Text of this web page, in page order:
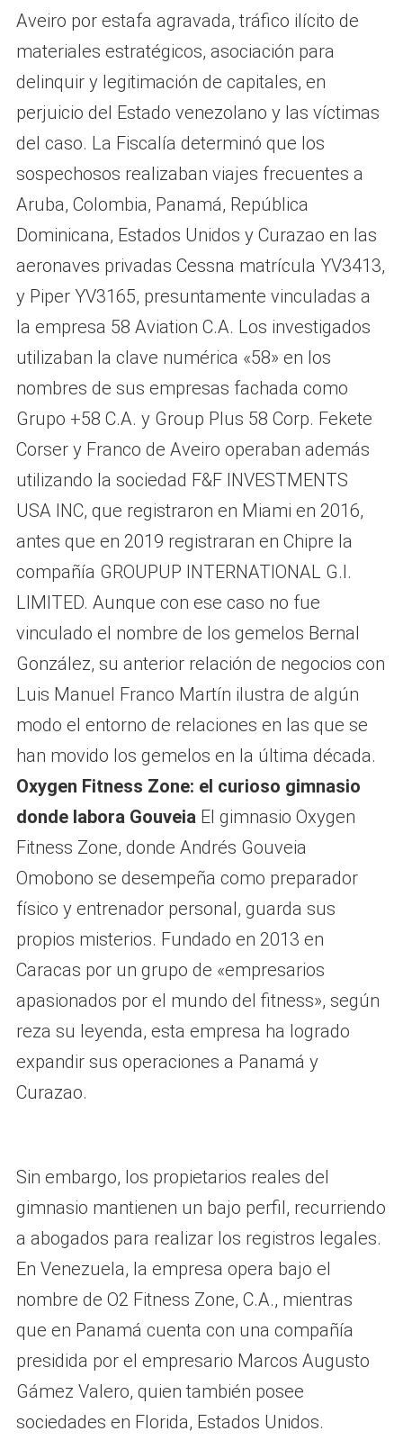
Aveiro por estafa agravada, tráfico ilícito de
materiales estratégicos, asociación para
delinquir y legitimación de capitales, en
perjuicio del Estado venezolano y las víctimas
del caso. La Fiscalía determinó que los
sospechosos realizaban viajes frecuentes a
Aruba, Colombia, Panamá, República
Dominicana, Estados Unidos y Curazao en las
aeronaves privadas Cessna matrícula YV3413,
y Piper YV3165, presuntamente vinculadas a
la empresa 58 Aviation C.A. Los investigados
utilizaban la clave numérica «58» en los
nombres de sus empresas fachada como
Grupo +58 C.A. y Group Plus 58 Corp. Fekete
Corser y Franco de Aveiro operaban además
utilizando la sociedad F&F INVESTMENTS
USA INC, que registraron en Miami en 2016,
antes que en 2019 registraran en Chipre la
compañía GROUPUP INTERNATIONAL G.I.
LIMITED. Aunque con ese caso no fue
vinculado el nombre de los gemelos Bernal
González, su anterior relación de negocios con
Luis Manuel Franco Martín ilustra de algún
modo el entorno de relaciones en las que se
han movido los gemelos en la última década.
Oxygen Fitness Zone: el curioso gimnasio
donde labora Gouveia El gimnasio Oxygen
Fitness Zone, donde Andrés Gouveia
Omobono se desempeña como preparador
físico y entrenador personal, guarda sus
propios misterios. Fundado en 2013 en
Caracas por un grupo de «empresarios
apasionados por el mundo del fitness», según
reza su leyenda, esta empresa ha logrado
expandir sus operaciones a Panamá y
Curazao.
Sin embargo, los propietarios reales del
gimnasio mantienen un bajo perfil, recurriendo
a abogados para realizar los registros legales.
En Venezuela, la empresa opera bajo el
nombre de O2 Fitness Zone, C.A., mientras
que en Panamá cuenta con una compañía
presidida por el empresario Marcos Augusto
Gámez Valero, quien también posee
sociedades en Florida, Estados Unidos.